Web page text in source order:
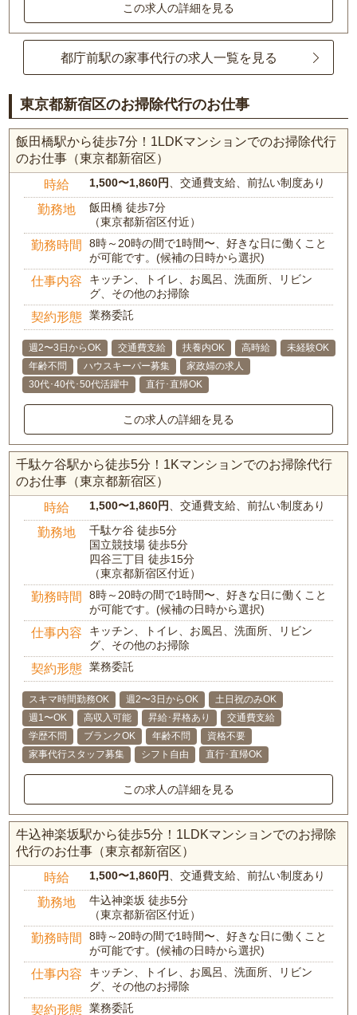
この求人の詳細を見る
都庁前駅の家事代行の求人一覧を見る
東京都新宿区のお掃除代行のお仕事
飯田橋駅から徒歩7分！1LDKマンションでのお掃除代行
のお仕事（東京都新宿区）
時給 1,500〜1,860円 、交通費支給、前払い制度あり
勤務地
飯田橋 徒歩7分
（東京都新宿区付近）
勤務時間
8時～20時の間で1時間〜、好きな日に働くこと
が可能です。(候補の日時から選択)
仕事内容
キッチン、トイレ、お風呂、洗面所、リビン
グ、その他のお掃除
契約形態 業務委託
週2〜3日からOK 交通費支給 扶養内OK 高時給
未経験OK
年齢不問
ハウスキーパー募集
家政婦の求人
30代･40代･50代活躍中
直行･直帰OK
この求人の詳細を見る
千駄ケ谷駅から徒歩5分！1Kマンションでのお掃除代行
のお仕事（東京都新宿区）
時給 1,500〜1,860円 、交通費支給、前払い制度あり
勤務地
千駄ケ谷 徒歩5分
国立競技場 徒歩5分
四谷三丁目 徒歩15分
（東京都新宿区付近）
勤務時間
8時～20時の間で1時間〜、好きな日に働くこと
が可能です。(候補の日時から選択)
仕事内容
キッチン、トイレ、お風呂、洗面所、リビン
グ、その他のお掃除
契約形態 業務委託
スキマ時間勤務OK 週2〜3日からOK
土日祝のみOK
週1〜OK
高収入可能 昇給･昇格あり
交通費支給
学歴不問
ブランクOK 年齢不問
資格不要
家事代行スタッフ募集
シフト自由 直行･直帰OK
この求人の詳細を見る
牛込神楽坂駅から徒歩5分！1LDKマンションでのお掃除
代行のお仕事（東京都新宿区）
時給 1,500〜1,860円 、交通費支給、前払い制度あり
勤務地
牛込神楽坂 徒歩5分
（東京都新宿区付近）
勤務時間
8時～20時の間で1時間〜、好きな日に働くこと
が可能です。(候補の日時から選択)
仕事内容
キッチン、トイレ、お風呂、洗面所、リビン
グ、その他のお掃除
契約形態 業務委託